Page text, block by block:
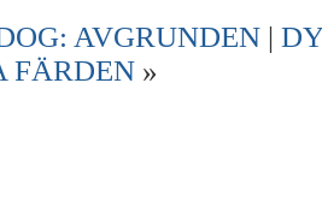
AVGRUNDEN |
FÄRDEN »